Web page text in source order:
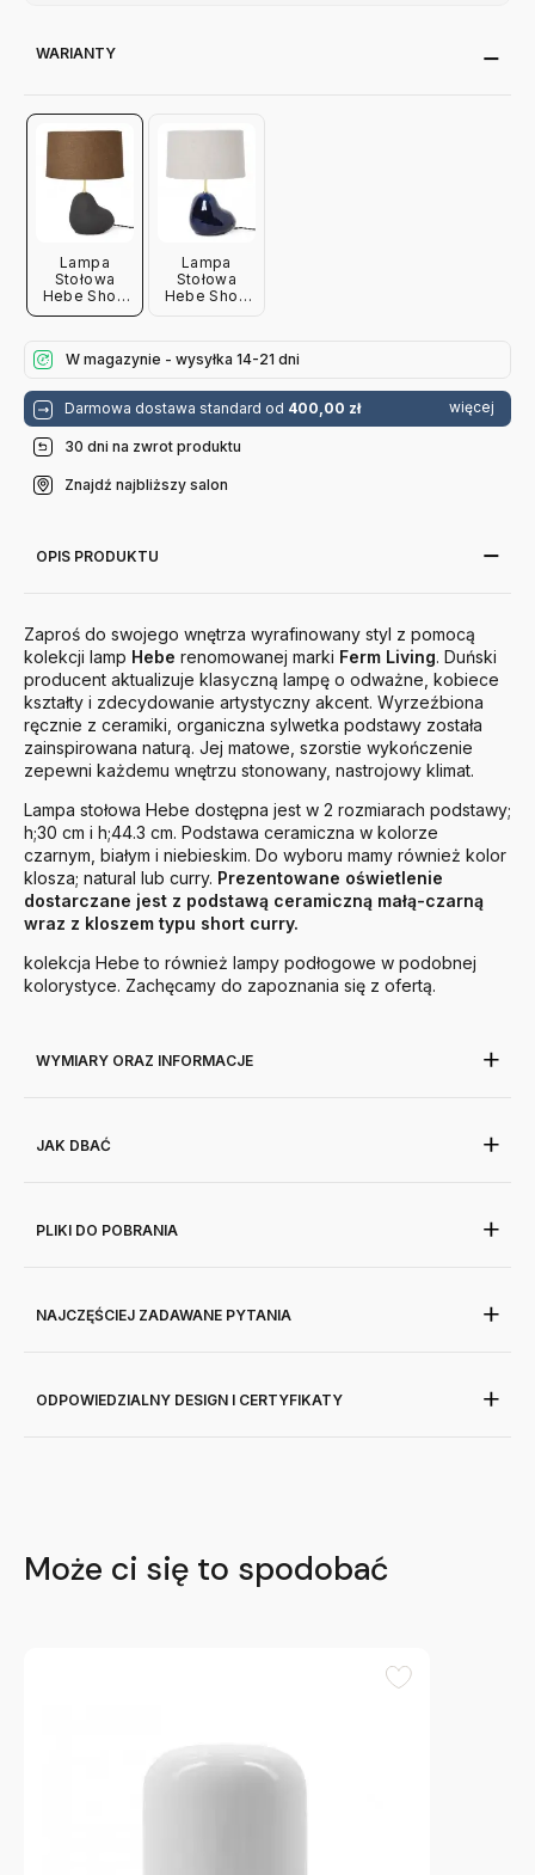
WARIANTY
Lampa
Stołowa
Hebe Short
Curry Black
Lampa
Stołowa
Hebe Short
W magazynie - wysyłka 14-21 dni
Darmowa dostawa standard od 400,00 zł więcej
30 dni na zwrot produktu
Znajdź najbliższy salon
OPIS PRODUKTU
Zaproś do swojego wnętrza wyrafinowany styl z pomocą
kolekcji lamp Hebe renomowanej marki Ferm Living. Duński
producent aktualizuje klasyczną lampę o odważne, kobiece
kształty i zdecydowanie artystyczny akcent. Wyrzeźbiona
ręcznie z ceramiki, organiczna sylwetka podstawy została
zainspirowana naturą. Jej matowe, szorstie wykończenie
zepewni każdemu wnętrzu stonowany, nastrojowy klimat.
Lampa stołowa Hebe dostępna jest w 2 rozmiarach podstawy;
h;30 cm i h;44.3 cm. Podstawa ceramiczna w kolorze
czarnym, białym i niebieskim. Do wyboru mamy również kolor
klosza; natural lub curry. Prezentowane oświetlenie
dostarczane jest z podstawą ceramiczną małą-czarną
wraz z kloszem typu short curry.
kolekcja Hebe to również lampy podłogowe w podobnej
kolorystyce. Zachęcamy do zapoznania się z ofertą.
WYMIARY ORAZ INFORMACJE
JAK DBAĆ
PLIKI DO POBRANIA
NAJCZĘŚCIEJ ZADAWANE PYTANIA
ODPOWIEDZIALNY DESIGN I CERTYFIKATY
Może ci się to spodobać